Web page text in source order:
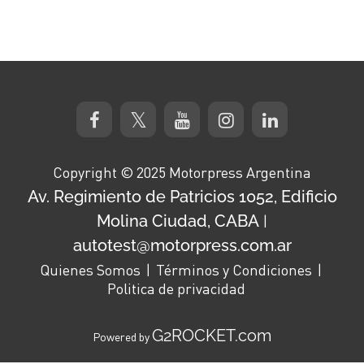
Copyright © 2025 Motorpress Argentina
Av. Regimiento de Patricios 1052, Edificio
Molina Ciudad, CABA |
autotest@motorpress.com.ar
Quienes Somos
Términos y Condiciones
Politica de privacidad
Powered byG2ROCKET.com